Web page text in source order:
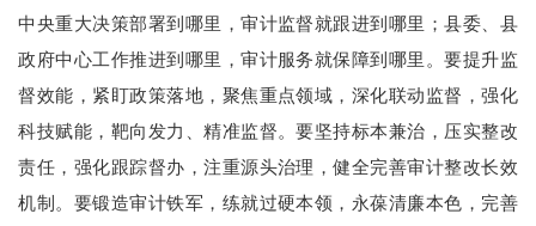
中央重大决策部署到哪里，审计监督就跟进到哪里；县委、县
政府中心工作推进到哪里，审计服务就保障到哪里。要提升监
督效能，紧盯政策落地，聚焦重点领域，深化联动监督，强化
科技赋能，靶向发力、精准监督。要坚持标本兼治，压实整改
责任，强化跟踪督办，注重源头治理，健全完善审计整改长效
机制。要锻造审计铁军，练就过硬本领，永葆清廉本色，完善